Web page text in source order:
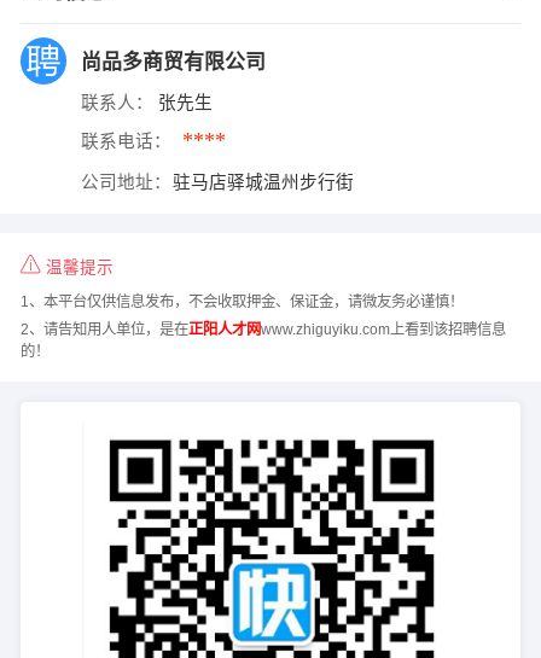
尚品多商贸有限公司
联系人： 张先生
联系电话： ****
公司地址： 驻马店驿城温州步行街
温馨提示
1、本平台仅供信息发布，不会收取押金、保证金，请微友务必谨慎！
2、请告知用人单位，是在正阳人才网www.zhiguyiku.com上看到该招聘信息
的！